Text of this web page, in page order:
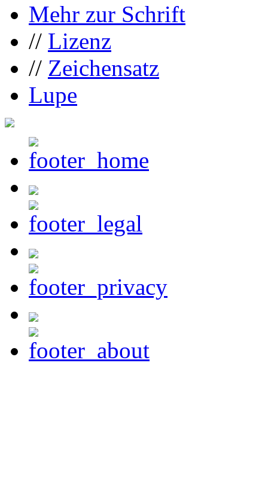
Mehr zur Schrift
// Lizenz
// Zeichensatz
Lupe